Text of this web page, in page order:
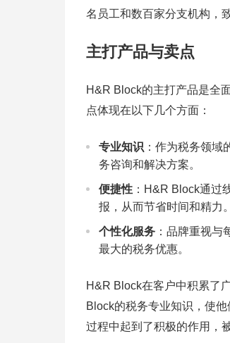
名员工和数百家分支机构，
主打产品与卖点
H&R Block的主打产品是全
点体现在以下几个方面：
专业知识 ：作为税务领
务咨询和解决方案。
便捷性 ：H&R Block通过
报，从而节省时间和精力。
个性化服务 ：品牌重视
最大的税务优惠。
H&R Block在客户中积累了
Block的税务专业知识，使
过程中起到了积极的作用，